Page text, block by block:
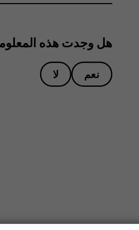
هل وجدت هذه
نعم لا